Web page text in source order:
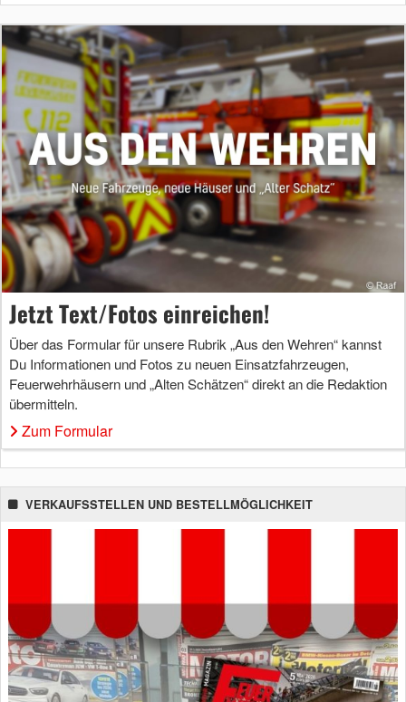
Jetzt Text/Fotos einreichen!
Über das Formular für unsere Rubrik „Aus den Wehren“ kannst
Du Informationen und Fotos zu neuen Einsatzfahrzeugen,
Feuerwehrhäusern und „Alten Schätzen“ direkt an die Redaktion
übermitteln.
Zum Formular
VERKAUFSSTELLEN UND BESTELLMÖGLICHKEIT